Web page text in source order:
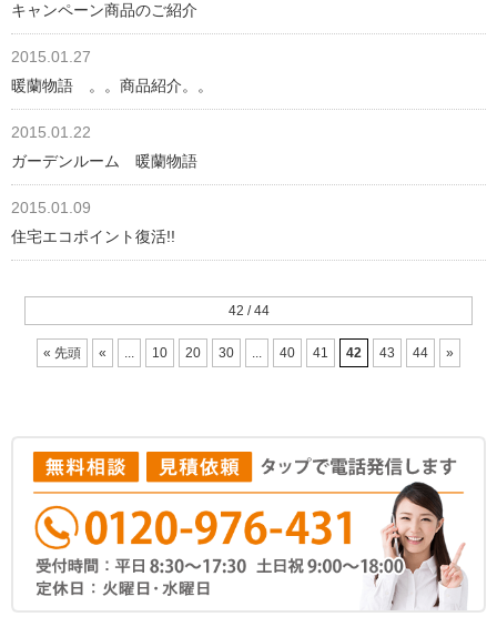
キャンペーン商品のご紹介
2015.01.27
暖蘭物語 。。商品紹介。。
2015.01.22
ガーデンルーム 暖蘭物語
2015.01.09
住宅エコポイント復活!!
42 / 44
« 先頭 « ... 10 20 30 ... 40 41 42 43 44 »